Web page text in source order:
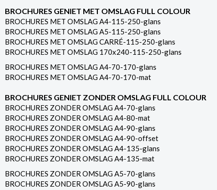
BROCHURES GENIET MET OMSLAG FULL COLOUR
BROCHURES MET OMSLAG A4-115-250-glans
BROCHURES MET OMSLAG A5-115-250-glans
BROCHURES MET OMSLAG CARRÉ-115-250-glans
BROCHURES MET OMSLAG 170x240-115-250-glans
BROCHURES MET OMSLAG A4-70-170-glans
BROCHURES MET OMSLAG A4-70-170-mat
BROCHURES GENIET ZONDER OMSLAG FULL COLOUR
BROCHURES ZONDER OMSLAG A4-70-glans
BROCHURES ZONDER OMSLAG A4-80-mat
BROCHURES ZONDER OMSLAG A4-90-glans
BROCHURES ZONDER OMSLAG A4-90-offset
BROCHURES ZONDER OMSLAG A4-135-glans
BROCHURES ZONDER OMSLAG A4-135-mat
BROCHURES ZONDER OMSLAG A5-70-glans
BROCHURES ZONDER OMSLAG A5-90-glans